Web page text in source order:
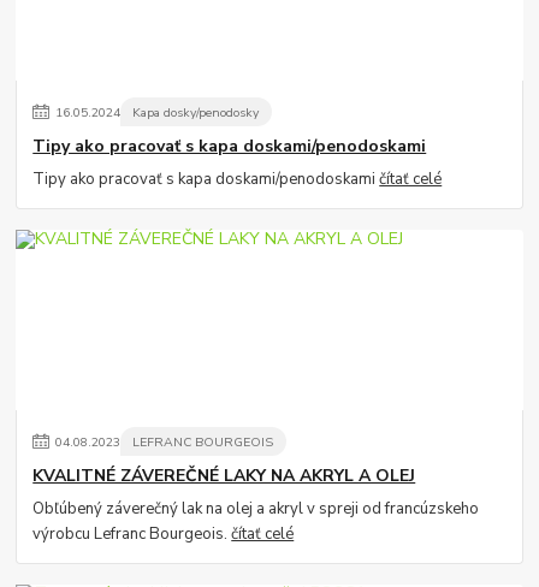
16.05.2024 Kapa dosky/penodosky
Tipy ako pracovať s kapa doskami/penodoskami
Tipy ako pracovať s kapa doskami/penodoskamičítať celé
04.08.2023 LEFRANC BOURGEOIS
KVALITNÉ ZÁVEREČNÉ LAKY NA AKRYL A OLEJ
Obľúbený záverečný lak na olej a akryl v spreji od francúzskeho
výrobcu Lefranc Bourgeois.čítať celé